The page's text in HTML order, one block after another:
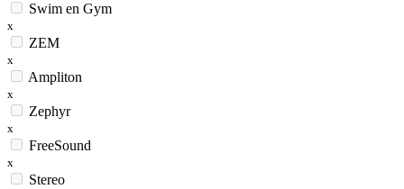
Swim en Gym
x
ZEM
x
Ampliton
x
Zephyr
x
FreeSound
x
Stereo